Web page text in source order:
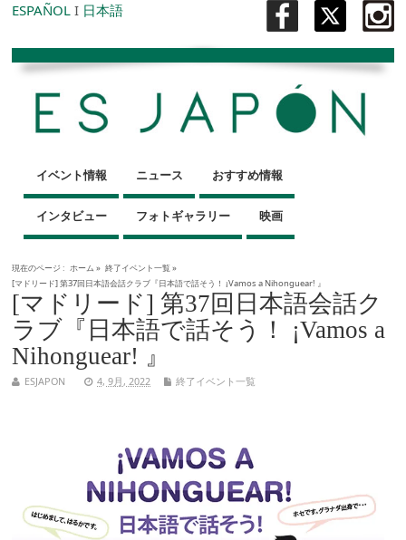
ESPAÑOL I 日本語
イベント情報 ニュース おすすめ情報
インタビュー フォトギャラリー 映画
現在のページ : ホーム » 終了イベント一覧»
[マドリード] 第37回日本語会話クラブ『日本語で話そう！ ¡Vamos a Nihonguear! 』
[マドリード] 第37回日本語会話ク
ラブ『日本語で話そう！ ¡Vamos a
Nihonguear! 』
ESJAPON 4, 9月, 2022 終了イベント一覧